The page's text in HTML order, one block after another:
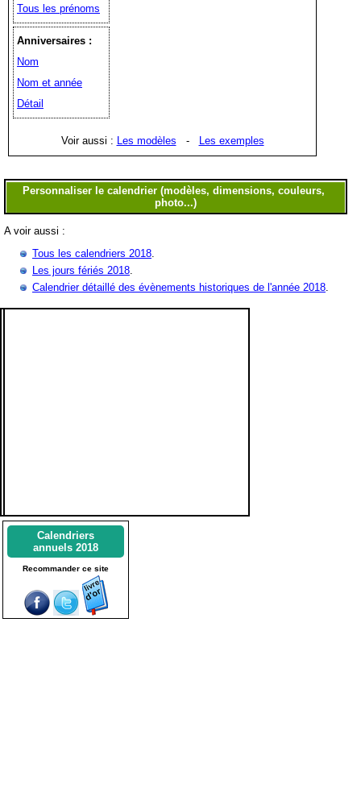
Tous les prénoms
Anniversaires :
Nom
Nom et année
Détail
Voir aussi : Les modèles - Les exemples
A voir aussi :
Tous les calendriers 2018.
Les jours fériés 2018.
Calendrier détaillé des évènements historiques de l'année 2018.
Calendriers
annuels 2018
Recommander ce site